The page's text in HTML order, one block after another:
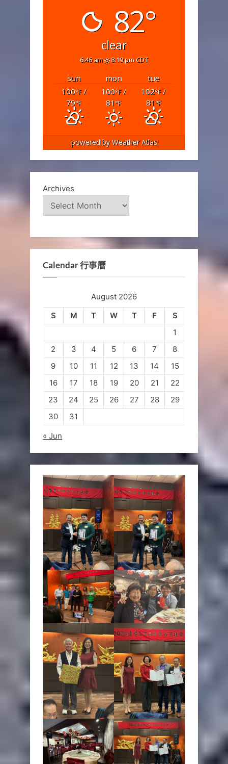
82°
clear
6:46 am 8:19 pm CDT
sun mon
tue
100°F/
79°F
100°F/
81 °F
102°F/
81 °F
powered byWeather Atlas
Archives
Calendar 行事曆
August 2026
S
M T W T F
S
1
2
3 4 5 6 7
8
9
10 11 12 13 14
15
16
17 18 19 20 21
22
23
24 25 26 27 28
29
30
31
« Jun